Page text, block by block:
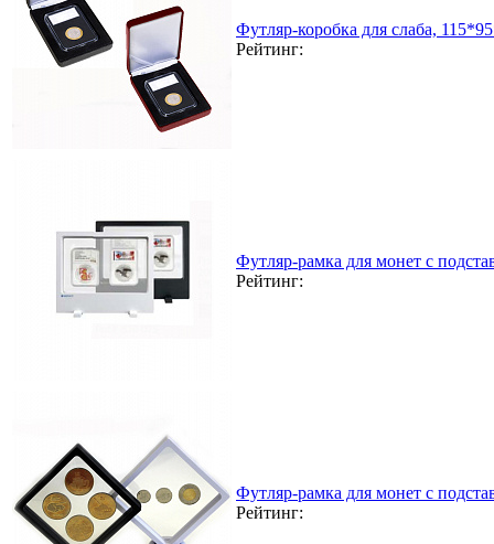
Футляр-коробка для слаба,
Рейтинг:
Футляр-рамка для монет с
Рейтинг:
Футляр-рамка для монет с
Рейтинг: